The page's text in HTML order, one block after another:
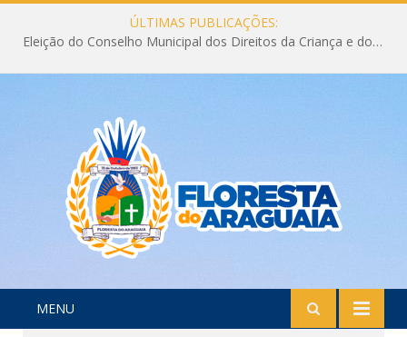
ÚLTIMAS PUBLICAÇÕES:
Eleição do Conselho Municipal dos Direitos da Criança e do Adolescente CMDCA 2026
MENU